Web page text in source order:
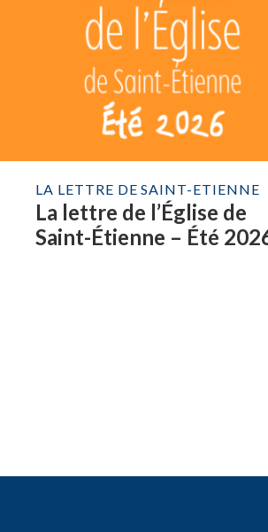
LA LETTRE DE SAINT-ETIENNE
La lettre de l’Église de
Saint-Étienne – Été